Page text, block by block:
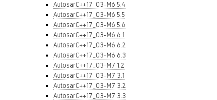
AutosarC++17_03-M6.5.4
AutosarC++17_03-M6.5.5
AutosarC++17_03-M6.5.6
AutosarC++17_03-M6.6.1
AutosarC++17_03-M6.6.2
AutosarC++17_03-M6.6.3
AutosarC++17_03-M7.1.2
AutosarC++17_03-M7.3.1
AutosarC++17_03-M7.3.2
AutosarC++17_03-M7.3.3